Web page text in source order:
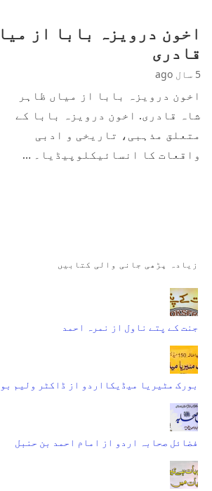
اخون درویزہ بابا از
قادری
5 سال ago
اخون درویزہ بابا از میاں ظاہر
شاہ قادری. اخون درویزہ بابا کے
متعلق مذہبی، تاریخی و ادبی
واقعات کا انسائیکلوپیڈیا۔ …
زیادہ پڑھی جانی والی کتابیں
جنت کے پتے ناول از نمرہ احمد
بورک مٹیریا میڈیکااردو از ڈاکٹر ولیم
فضائل صحابہ اردو از امام احمد بن حنبل